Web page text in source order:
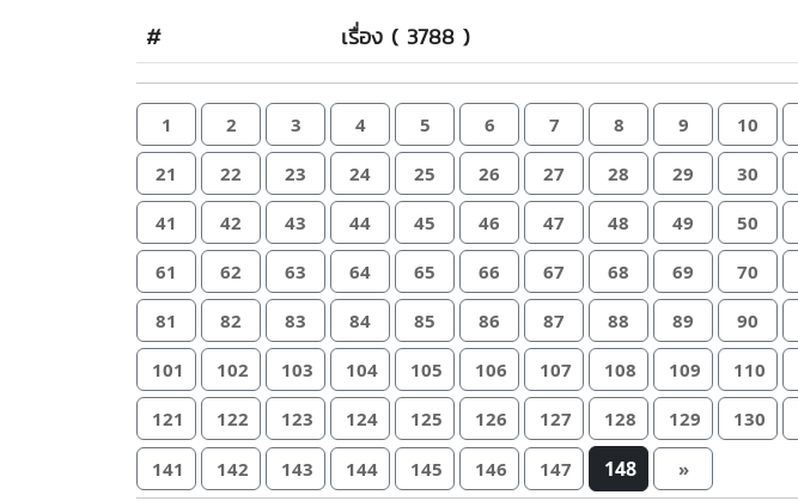
# เรื่อง ( 3788 )
1 2 3 4 5 6 7 8 9 10
21 22 23 24 25 26 27 28 29 30
41 42 43 44 45 46 47 48 49 50
61 62 63 64 65 66 67 68 69 70
81 82 83 84 85 86 87 88 89 90
101 102 103 104 105 106 107 108 109 110
121 122 123 124 125 126 127 128 129 130
141 142 143 144 145 146 147 148 »